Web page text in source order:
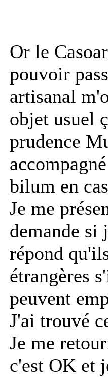
Or le
pouvoir
artisanal
objet usuel
prudence
bilum en
Je me
demande si
répond
étrangères
peuvent
J'ai trouvé
Je me
c'est OK et